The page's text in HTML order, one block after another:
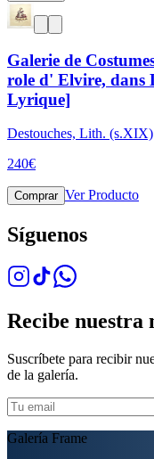
Galerie de
role d' Elvire, dans
Lyrique]
Destouches, Lith. (s.XIX)
240€
Comprar Ver Producto
Síguenos
Recibe nuestra
Suscríbete para recibir
de la galería.
Galería Frame